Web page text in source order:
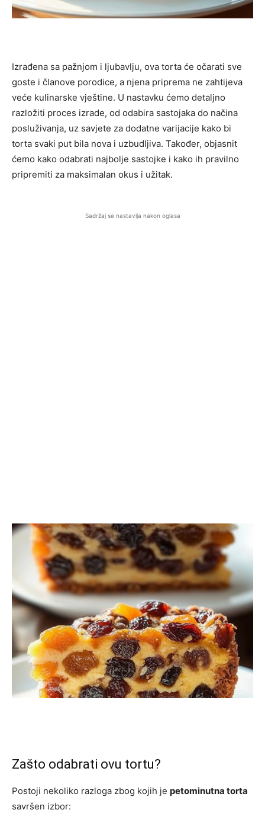
Izrađena sa pažnjom i ljubavlju, ova torta će očarati sve
goste i članove porodice, a njena priprema ne zahtijeva
veće kulinarske vještine. U nastavku ćemo detaljno
razložiti proces izrade, od odabira sastojaka do načina
posluživanja, uz savjete za dodatne varijacije kako bi
torta svaki put bila nova i uzbudljiva. Također, objasnit
ćemo kako odabrati najbolje sastojke i kako ih pravilno
pripremiti za maksimalan okus i užitak.
Sadržaj se nastavlja nakon oglasa
Zašto odabrati ovu tortu?
Postoji nekoliko razloga zbog kojih je petominutna torta
savršen izbor: